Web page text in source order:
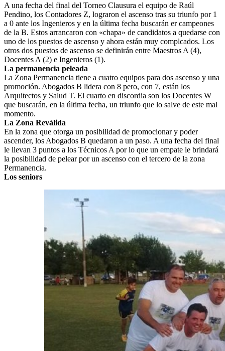
A una fecha del final del Torneo Clausura el equipo de Raúl
Pendino, los Contadores Z, lograron el ascenso tras su triunfo por 1
a 0 ante los Ingenieros y en la última fecha buscarán er campeones
de la B. Estos arrancaron con «chapa» de candidatos a quedarse con
uno de los puestos de ascenso y ahora están muy complcados. Los
otros dos puestos de ascenso se definirán entre Maestros A (4),
Docentes A (2) e Ingenieros (1).
La permanencia peleada
La Zona Permanencia tiene a cuatro equipos para dos ascenso y una
promoción. Abogados B lidera con 8 pero, con 7, están los
Arquitectos y Salud T. El cuarto en discordia son los Docentes W
que buscarán, en la última fecha, un triunfo que lo salve de este mal
momento.
La Zona Reválida
En la zona que otorga un posibilidad de promocionar y poder
ascender, los Abogados B quedaron a un paso. A una fecha del final
le llevan 3 puntos a los Técnicos A por lo que un empate le brindará
la posibilidad de pelear por un ascenso con el tercero de la zona
Permanencia.
Los seniors